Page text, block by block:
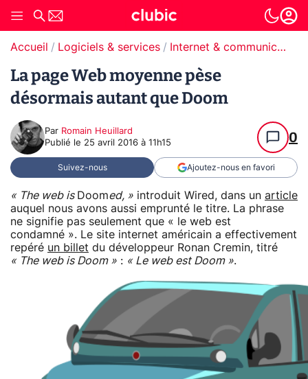
Accueil Logiciels & services Internet & communication
La page Web moyenne pèse
désormais autant que Doom
Par Romain Heuillard
Publié le 25 avril 2016 à 11h15 0
Suivez-nous Ajoutez-nous en favori
« The web is Doomed, » introduit Wired, dans un article
auquel nous avons aussi emprunté le titre. La phrase
ne signifie pas seulement que « le web est
condamné ». Le site internet américain a effectivement
repéré un billet du développeur Ronan Cremin, titré
« The web is Doom » : « Le web est Doom ».